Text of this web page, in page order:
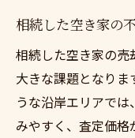
相続した空き家の
相続した空き家の
大きな課題となりま
うな沿岸エリアで
みやすく、査定価